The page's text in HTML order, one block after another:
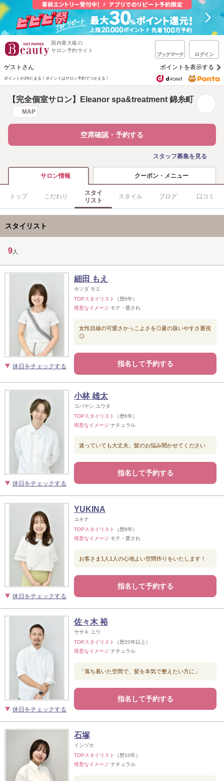
国内最大級の
サロン予約サイト
ブックマーク ログイン
ゲストさん ポイントを表示する
ポイントが1%たまる！ ポイントはサロン予約でつかえる！
【完全個室サロン】Eleanor spa&treatment 錦糸町
MAP
空席確認・予約する
スタッフ募集を見る
サロン情報 クーポン・メニュー
トップ こだわり
スタイ
リスト
スタイル ブログ 口コミ
スタイリスト
9 人
休日をチェックする
細田 もえ
ホソダ モエ
TOPスタイリスト
（歴6年）
得意なイメージ モテ・愛され
女性目線の可愛さかっこよさを◎夏の扱いやすさ重視
◎
指名して予約する
休日をチェックする
小林 雄太
コバヤシ ユウタ
TOPスタイリスト
（歴6年）
得意なイメージ ナチュラル
迷っていても大丈夫。髪のお悩み聞かせてください
指名して予約する
休日をチェックする
YUKINA
ユキナ
TOPスタイリスト
（歴8年）
得意なイメージ モテ・愛され
お客さま1人1人の心地よい空間作りをいたします！
指名して予約する
休日をチェックする
佐々木 裕
ササキ ユウ
TOPスタイリスト
（歴20年以上）
得意なイメージ ナチュラル
「落ち着いた空間で、髪を本気で整えたい方に」
指名して予約する
石塚
イシヅカ
TOPスタイリスト
（歴10年）
得意なイメージ ナチュラル